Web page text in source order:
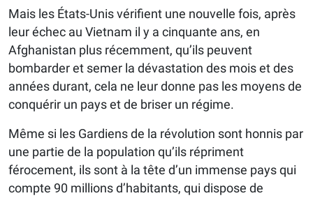
Mais les États-Unis vérifient une nouvelle fois, après
leur échec au Vietnam il y a cinquante ans, en
Afghanistan plus récemment, qu’ils peuvent
bombarder et semer la dévastation des mois et des
années durant, cela ne leur donne pas les moyens de
conquérir un pays et de briser un régime.
Même si les Gardiens de la révolution sont honnis par
une partie de la population qu’ils répriment
férocement, ils sont à la tête d’un immense pays qui
compte 90 millions d’habitants, qui dispose de